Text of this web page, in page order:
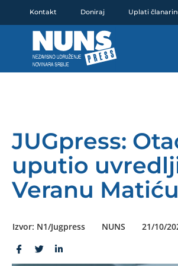
Kontakt Doniraj Uplati
JUGpress:
uputio
Veranu Matiću
Izvor: N1/Jugpress NUNS 21/10/